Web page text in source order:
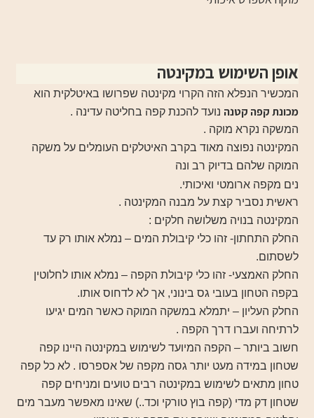
אופן השימוש במקינטה
המכשיר הנפלא הזה הקרוי מקינטה שפרושו באיטלקית הוא
מכונת קפה קטנה נועד להכנת קפה בחליטה עדינה .
המשקה נקרא מוקה .
המקינטה נפוצה מאוד בקרב האיטלקים העומלים על משקה
המוקה שלהם בדיוק רב ונה
נים מקפה ארומטי ואיכותי.
ראשית נסביר קצת על מבנה המקינטה .
המקינטה בנויה משלושה חלקים :
החלק התחתון- זהו כלי קיבולת המים – נמלא אותו רק עד
לשסתום.
החלק האמצעי- זהו כלי קיבולת הקפה – נמלא אותו לחלוטין
בקפה הטחון בעובי גס בינוני, אך לא לדחוס אותו.
החלק העליון – יתמלא במשקה המוקה כאשר המים יגיעו
לרתיחה ועברו דרך הקפה .
חשוב ביותר – הקפה המיועד לשימוש במקינטה היינו קפה
שטחון במידה מעט יותר גסה מקפה של אספרסו . לא כל קפה
טחון מתאים לשימוש במקינטה רבים טועים ומניחים קפה
שטחון דק מדי (קפה בוץ טורקי וכד..) שאינו מאפשר מעבר מים